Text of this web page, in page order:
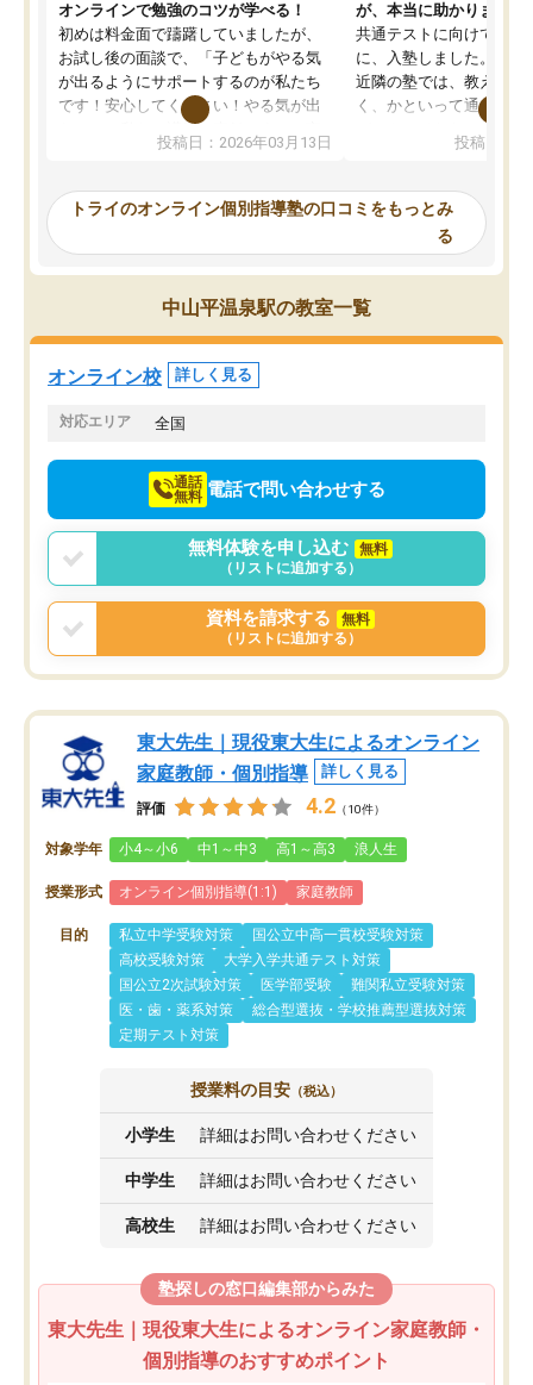
オンラインで勉強のコツが学べる！
初めは料金面で躊躇していましたが、
お試し後の面談で、「子どもがやる気
が出るようにサポートするのが私たち
です！安心してください！やる気が出
ないのは私たち講師の責任です」と言
ってくださり、確かに！と考えて、思
ったんですが、学生の先生から学ぶこ
み、徐々に成績が上がったらいいなと
思っていました。何が今足りないのか
を的確に指導いただき、子どももびっ
くりするほど楽しんでやる気を持って
塾を受けています。狙い通り、少しず
つ成績も上がり、苦手意識も無くなっ
てきたので、さらに苦手な数学も追加
でお願いしました。来年の高校受験に
投稿日：2026年03月13日
が、本当に助かりました
共通テストに向けての追
に、入塾しました。田舎
近隣の塾では、教えても
く、かといって通うには
可能なので本当に助か
らないところをピンポイ
頂いて、とてもわかり
していました。一生を
スト、多少お金がかかっ
思い切って入塾してよか
投稿日：
トライのオンライン個別指導塾の口コミをもっとみ
る
中山平温泉駅の教室一覧
オンライン校 詳しく見る
対応エリア 全国
通話
無料 電話で問い合わせする
無料体験を申し込む
無料
（リストに追加する）
資料を請求する
無料
（リストに追加する）
東大先生｜現役東大生によるオンライン
家庭教師・個別指導
詳しく見る
評価 4.2 （10件）
対象学年 小4～小6 中1～中3 高1～高3 浪人生
授業形式 オンライン個別指導(1:1) 家庭教師
目的 私立中学受験対策
国公立中高一貫校受験対策
高校受験対策
大学入学共通テスト対策
国公立2次試験対策
医学部受験
難関私立受験対策
医・歯・薬系対策
総合型選抜・学校推薦型選抜対策
定期テスト対策
授業料の目安 （税込）
小学生 詳細はお問い合わせください
中学生 詳細はお問い合わせください
高校生 詳細はお問い合わせください
塾探しの窓口編集部からみた
東大先生｜現役東大生によるオンライン家庭教師・
個別指導のおすすめポイント